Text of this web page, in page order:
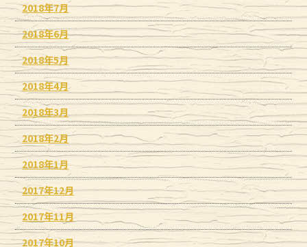
2018年7月
2018年6月
2018年5月
2018年4月
2018年3月
2018年2月
2018年1月
2017年12月
2017年11月
2017年10月